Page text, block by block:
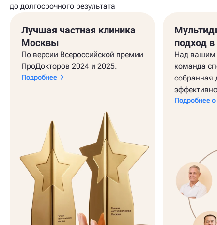
до долгосрочного результата
Лучшая частная клиника
Москвы
По версии Всероссийской премии
ПроДокторов 2024 и 2025.
Подробнее
подход
Над вашим
команда
собранная
Подробнее о